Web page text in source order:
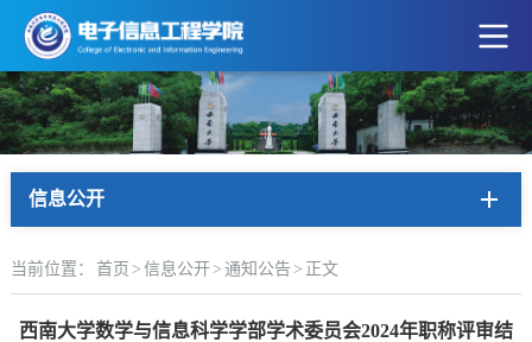
信息公开
当前位置： 首页 > 信息公开> 通知公告 > 正文
西南大学数学与信息科学学部学术委员会2024年职称评审结